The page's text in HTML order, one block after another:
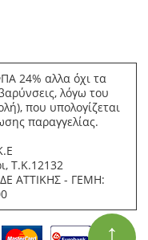
24% αλλα όχι τα
λόγω του
που υπολογίζεται
παραγγελίας.
Τ.Κ.12132
ΑΤΤΙΚΗΣ - ΓΕΜΗ:
↑